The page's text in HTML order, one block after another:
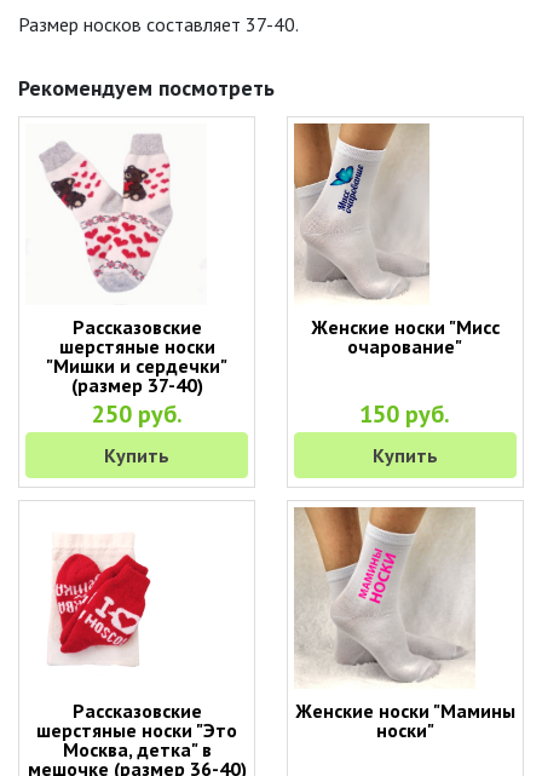
Размер носков составляет 37-40.
Рекомендуем посмотреть
Рассказовские
шерстяные носки
"Мишки и сердечки"
(размер 37-40)
250 руб.
Купить
Женские носки "Мисс
очарование"
150 руб.
Купить
Рассказовские
шерстяные носки "Это
Москва, детка" в
мешочке (размер 36-40)
Женские носки "Мамины
носки"